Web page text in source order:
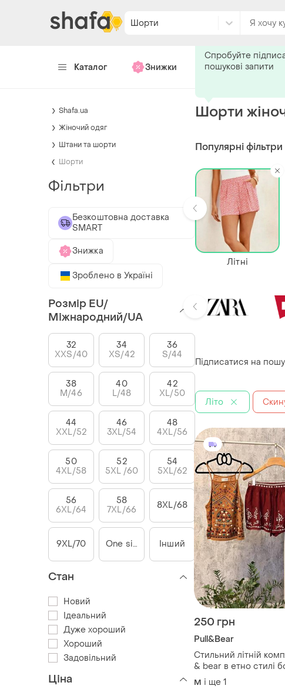
Шорти
Каталог Знижки Хендмейд
Шорти
250 грн
Pull&Bear
Стильний літній
& bear в етно стилі
M і ще 1
Популярні фільтри
Літні
Літо
Підписатися на
Спробуйте
пошукові запити
Shafa.ua
Жіночий одяг
Штани та шорти
Шорти
Фільтри
Безкоштовна доставка
SMART
Знижка
Зроблено в Україні
Розмір EU/
Міжнародний/UA
32
XXS/40
34
XS/42
36
S/44
38
M/46
40
L/48
42
XL/50
44
XXL/52
46
3XL/54
48
4XL/56
50
4XL/58
52
5XL /60
54
5XL/62
56
6XL/64
58
7XL/66
8XL/68
9XL/70 One size Інший
Стан
Новий
Ідеальний
Дуже хороший
Хороший
Задовільний
Ціна